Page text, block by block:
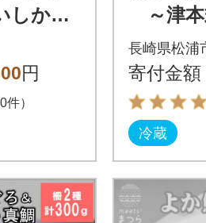
しか鯛
円
件）
～津本
立て～
長崎県松浦
寄付金額
冷蔵